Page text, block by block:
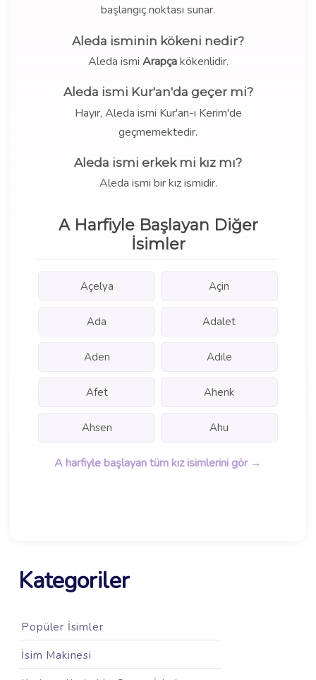
başlangıç noktası sunar.
Aleda isminin kökeni nedir?
Aleda ismi Arapçakökenlidir.
Aleda ismi Kur'an'da geçer mi?
Hayır, Aleda ismi Kur'an-ı Kerim'de
geçmemektedir.
Aleda ismi erkek mi kız mı?
Aleda ismi bir kız ismidir.
A Harfiyle Başlayan Diğer
İsimler
Açelya Açin
Ada Adalet
Aden Adile
Afet Ahenk
Ahsen Ahu
A harfiyle başlayan tüm kız isimlerini gör →
Kategoriler
Popüler İsimler
İsim Makinesi